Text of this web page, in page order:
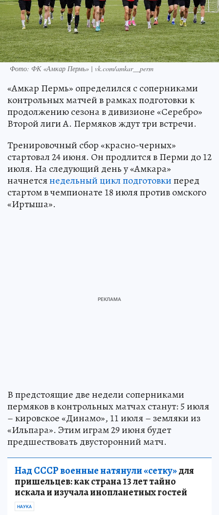
Фото: ФК «Амкар Пермь» | vk.com/amkar__perm
«Амкар Пермь» определился с соперниками
контрольных матчей в рамках подготовки к
продолжению сезона в дивизионе «Серебро»
Второй лиги А. Пермяков ждут три встречи.
Тренировочный сбор «красно-черных»
стартовал 24 июня. Он продлится в Перми до 12
июля. На следующий день у «Амкара»
начнетсянедельный цикл подготовкиперед
стартом в чемпионате 18 июля против омского
«Иртыша».
В предстоящие две недели соперниками
пермяков в контрольных матчах станут: 5 июля
– кировское «Динамо», 11 июля – земляки из
«Ильпара». Этим играм 29 июня будет
предшествовать двусторонний матч.
Над СССР военные натянули «сетку»для
пришельцев: как страна 13 лет тайно
искала и изучала инопланетных гостей
НАУКА